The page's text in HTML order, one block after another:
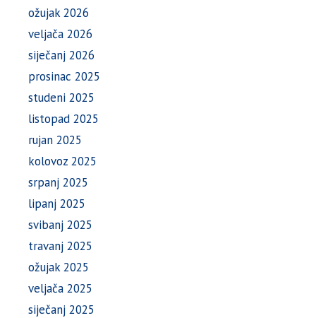
ožujak 2026
veljača 2026
siječanj 2026
prosinac 2025
studeni 2025
listopad 2025
rujan 2025
kolovoz 2025
srpanj 2025
lipanj 2025
svibanj 2025
travanj 2025
ožujak 2025
veljača 2025
siječanj 2025